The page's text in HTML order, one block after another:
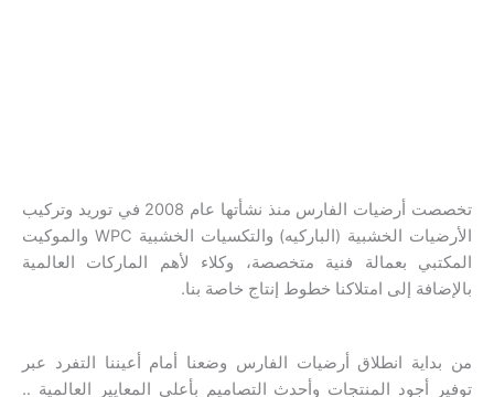
تخصصت أرضيات الفارس منذ نشأتها عام 2008 في توريد وتركيب
الأرضيات الخشبية (الباركيه) والتكسيات الخشبية WPC والموكيت
المكتبي بعمالة فنية متخصصة، وكلاء لأهم الماركات العالمية
بالإضافة إلى امتلاكنا خطوط إنتاج خاصة بنا.
من بداية انطلاق أرضيات الفارس وضعنا أمام أعيننا التفرد عبر
توفير أجود المنتجات وأحدث التصاميم بأعلى المعايير العالمية ..